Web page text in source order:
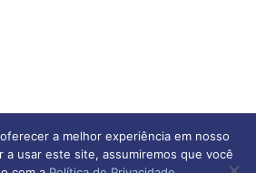
a melhor experiência em nosso
a usar este site, assumiremos que você